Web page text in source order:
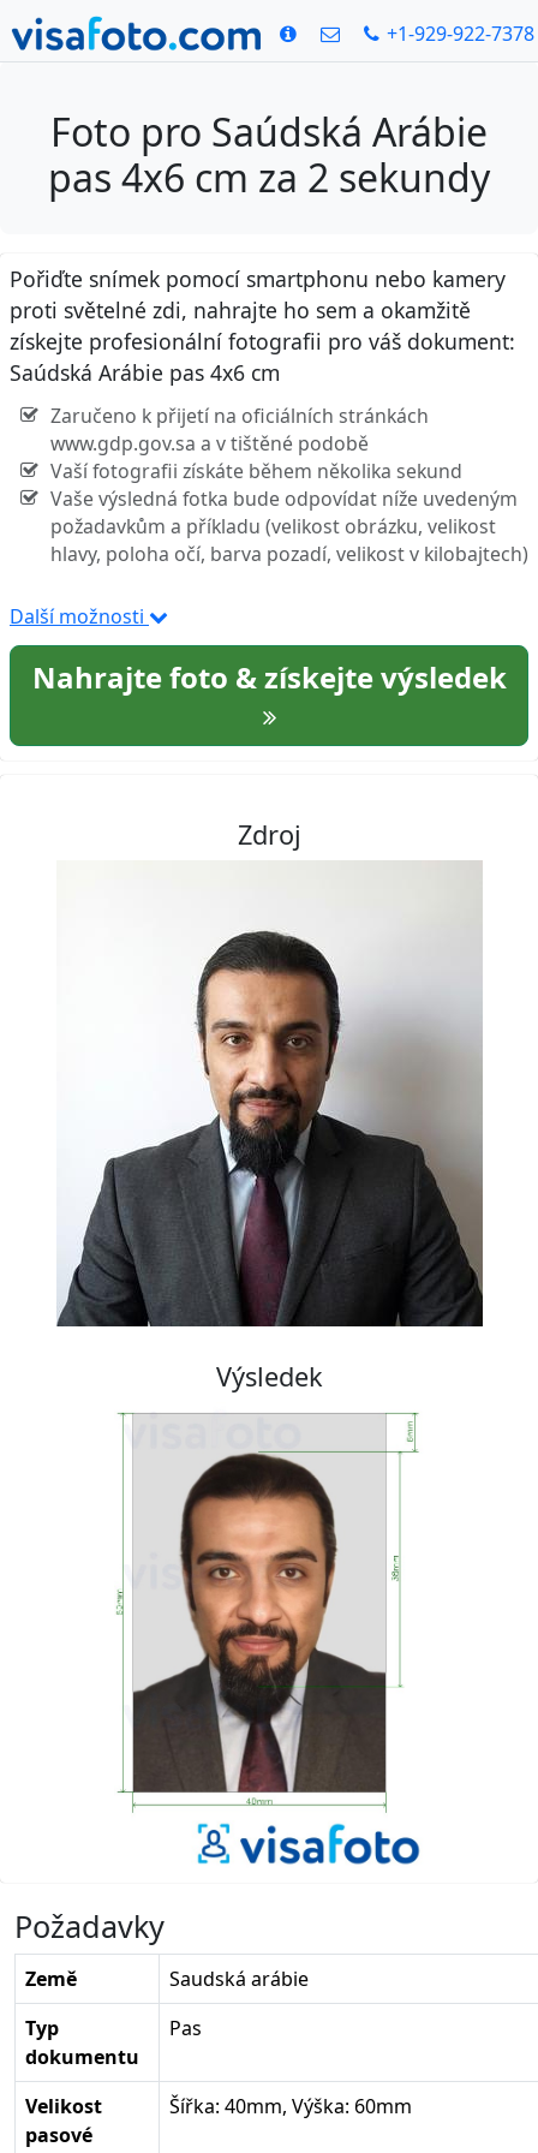
+1-929-922-7378
Foto pro Saúdská Arábie
pas 4x6 cm za 2 sekundy
Pořiďte snímek pomocí smartphonu nebo kamery
proti světelné zdi, nahrajte ho sem a okamžitě
získejte profesionální fotografii pro váš dokument:
Saúdská Arábie pas 4x6 cm
Zaručeno k přijetí na oficiálních stránkách
www.gdp.gov.sa a v tištěné podobě
Vaší fotografii získáte během několika sekund
Vaše výsledná fotka bude odpovídat níže uvedeným
požadavkům a příkladu (velikost obrázku, velikost
hlavy, poloha očí, barva pozadí, velikost v kilobajtech)
Další možnosti
Nahrajte foto & získejte výsledek
Zdroj
Výsledek
Požadavky
Země
Saudská arábie
Typ
dokumentu
Pas
Velikost
pasové
Šířka: 40mm, Výška: 60mm